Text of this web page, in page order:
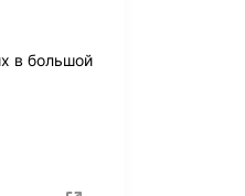
в большой